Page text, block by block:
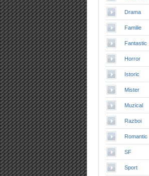
Drama
Familie
Fantastic
Horror
Istoric
Mister
Muzical
Razboi
Romantic
SF
Sport